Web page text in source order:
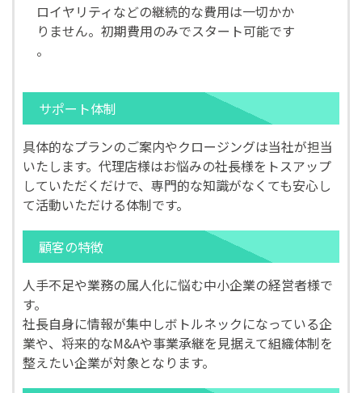
ロイヤリティなどの継続的な費用は一切かか
りません。初期費用のみでスタート可能です
。
サポート体制
具体的なプランのご案内やクロージングは当社が担当
いたします。代理店様はお悩みの社長様をトスアップ
していただくだけで、専門的な知識がなくても安心し
て活動いただける体制です。
顧客の特徴
人手不足や業務の属人化に悩む中小企業の経営者様で
す。
社長自身に情報が集中しボトルネックになっている企
業や、将来的なM&Aや事業承継を見据えて組織体制を
整えたい企業が対象となります。